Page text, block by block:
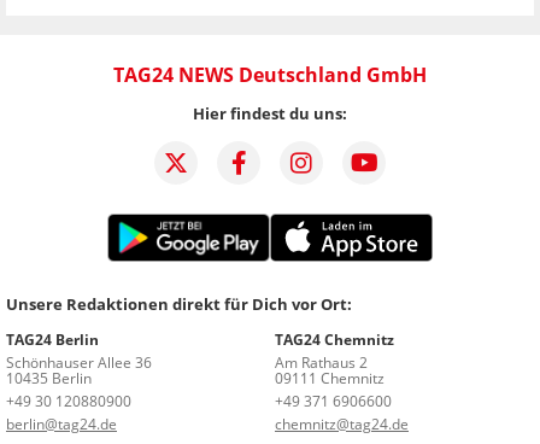
TAG24 NEWS Deutschland GmbH
Hier findest du uns:
Unsere Redaktionen direkt für Dich vor Ort:
TAG24 Berlin
Schönhauser Allee 36
10435 Berlin
+49 30 120880900
berlin@tag24.de
TAG24 Chemnitz
Am Rathaus 2
09111 Chemnitz
+49 371 6906600
chemnitz@tag24.de